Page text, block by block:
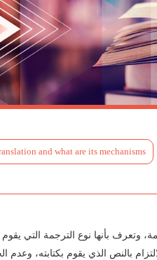
and what are its mechanisms?
وتعرف بأنها نوع الترجمة التي
بالنص الذي يقوم بكتابته، وعدم